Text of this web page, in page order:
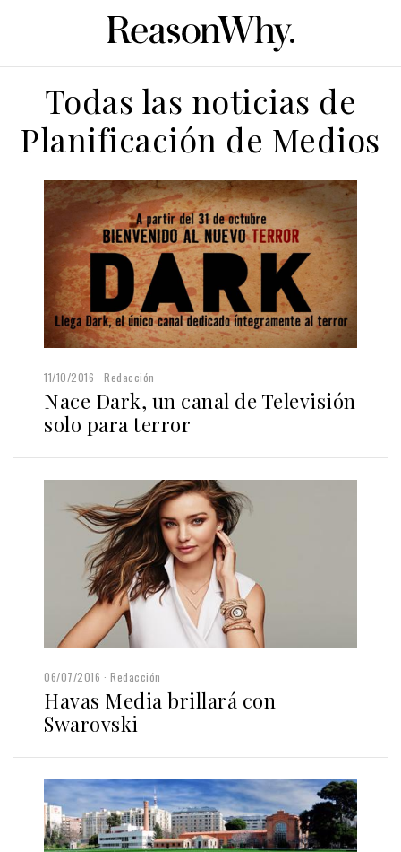
Todas las noticias de
Planificación de Medios
11/10/2016 Redacción
Nace Dark, un canal de Televisión
solo para terror
06/07/2016 Redacción
Havas Media brillará con
Swarovski